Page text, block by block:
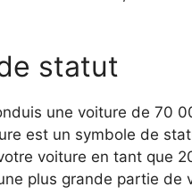
statut
une voiture de 70
est un symbole de
voiture en tant que
plus grande partie de